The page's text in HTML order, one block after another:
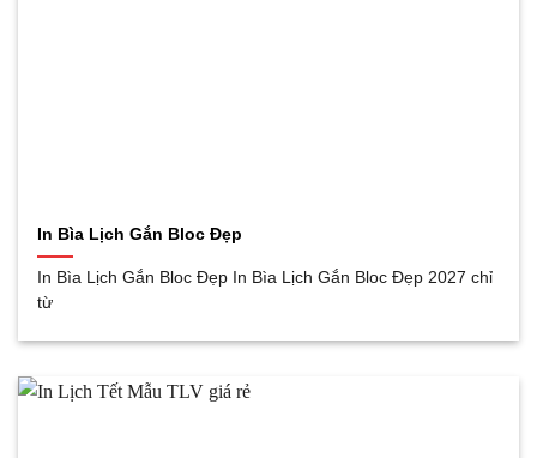
In Bìa Lịch Gắn Bloc Đẹp
In Bìa Lịch Gắn Bloc Đẹp In Bìa Lịch Gắn Bloc Đẹp 2027 chỉ
từ